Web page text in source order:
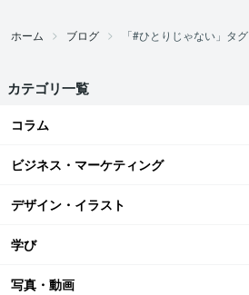
ホーム ブログ 「#ひとりじゃない」タグ
カテゴリ一覧
コラム
ビジネス・マーケティング
デザイン・イラスト
学び
写真・動画